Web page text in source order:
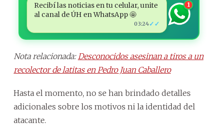
Recibí las noticias en tu celular, unite
al canal de ÚH en WhatsApp 🤩
03:24✓✓
1
Nota relacionada: Desconocidos asesinan a tiros a un
recolector de latitas en Pedro Juan Caballero
Hasta el momento, no se han brindado detalles
adicionales sobre los motivos ni la identidad del
atacante.